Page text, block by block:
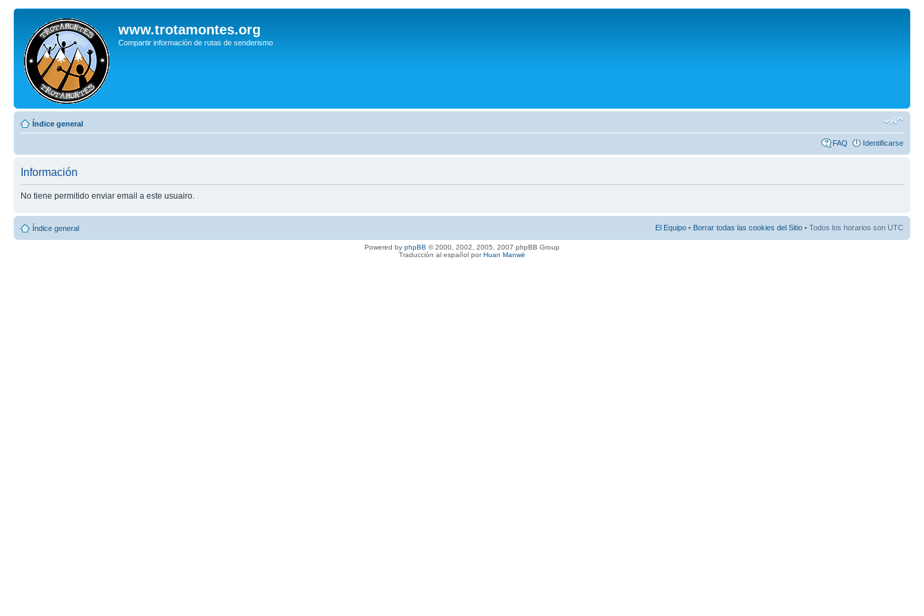
www.trotamontes.org
Compartir información de rutas de senderismo
Índice general
FAQ Identificarse
Información
No tiene permitido enviar email a este usuairo.
Índice general El Equipo • Borrar todas las cookies del Sitio • Todos los horarios son UTC
Powered by phpBB © 2000, 2002, 2005, 2007 phpBB Group
Traducción al español porHuan Manwë